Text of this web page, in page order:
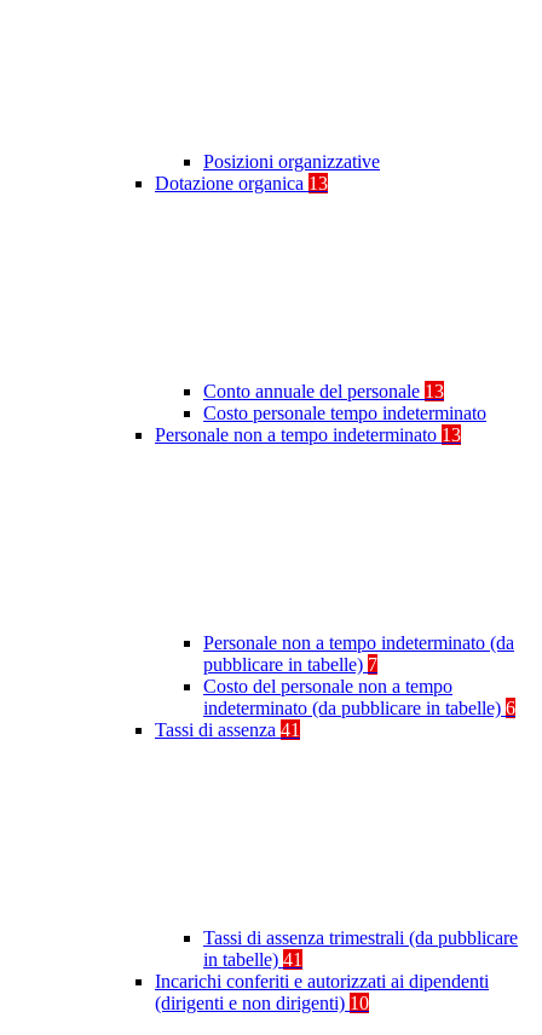
Posizioni organizzative
Dotazione organica 13
Conto annuale del personale 13
Costo personale tempo indeterminato
Personale non a tempo indeterminato 13
Personale non a tempo indeterminato (da
pubblicare in tabelle) 7
Costo del personale non a tempo
indeterminato (da pubblicare in tabelle) 6
Tassi di assenza 41
Tassi di assenza trimestrali (da pubblicare
in tabelle) 41
Incarichi conferiti e autorizzati ai dipendenti
(dirigenti e non dirigenti) 10